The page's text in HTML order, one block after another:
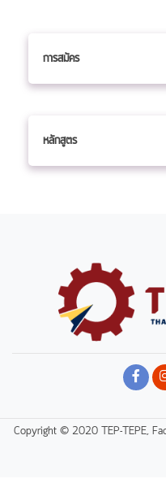
เกี่ยวกับเรา
การสมัคร
หลักสูตร
Copyright © 2020 TEP-TEPE,